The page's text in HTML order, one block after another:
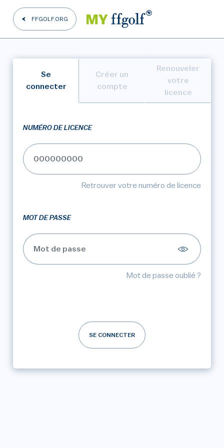
FFGOLF.ORG
Se
connecter
Créer un
compte
Renouveler
votre
licence
NUMÉRO DE LICENCE
Retrouver votre numéro de licence
MOT DE PASSE
Mot de passe oublié ?
SE CONNECTER